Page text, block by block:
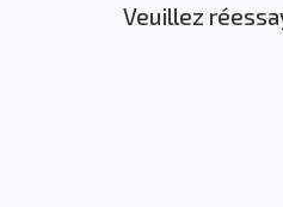
Veuillez